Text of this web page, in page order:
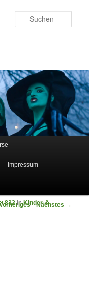
Impressum
NavigationNächstes →
832inKinder-&